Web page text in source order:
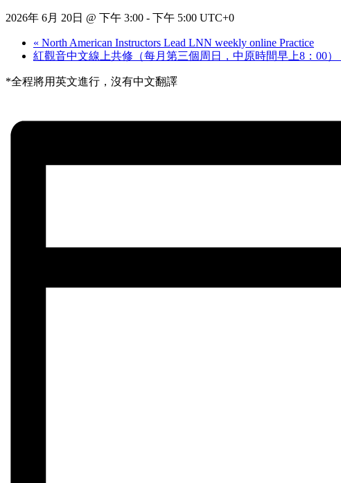
2026年 6月 20日 @ 下午 3:00 - 下午 5:00 UTC+0
« North American Instructors Lead LNN weekly online Practice
紅觀音中文線上共修（每月第三個周日，中原時間早上8：00）
*全程將用英文進行，沒有中文翻譯